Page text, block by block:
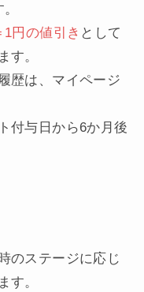
円の値引き として
す。
歴は、マイページ
付与日から6か月後
のステージに応じ
す。